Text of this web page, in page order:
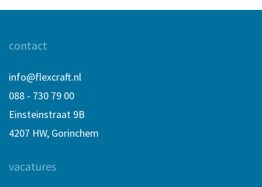
contact
info@flexcraft.nl
088 - 730 79 00
Einsteinstraat 9B
4207 HW, Gorinchem
vacatures